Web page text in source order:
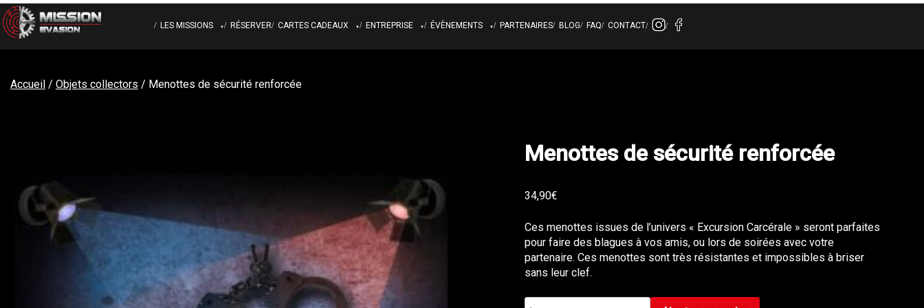
Skip
to
content
LES MISSIONS
EXCURSION CARCÉRALE
MAFIA DU DIMANCHE
RÉSERVER CARTES CADEAUX
CARTE CADEAU
OBJETS COLLECTORS
ENTREPRISE
COMITÉ D’ENTREPRISE
ÉVÈNEMENTS
ANNIVERSAIRE
PARTENAIRES BLOG FAQ CONTACT
Accueil / Objets collectors / Menottes de sécurité renforcée
Menottes de sécurité renforcée
34,90€
Ces menottes issues de l’univers « Excursion Carcérale » seront parfaites
pour faire des blagues à vos amis, ou lors de soirées avec votre
partenaire. Ces menottes sont très résistantes et impossibles à briser
sans leur clef.